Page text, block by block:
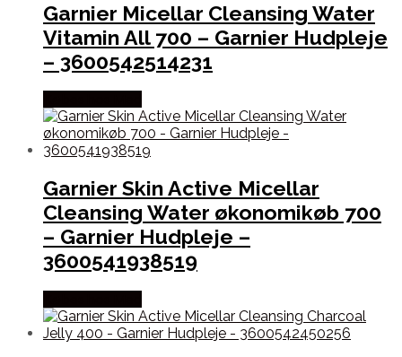
Garnier Micellar Cleansing Water
Vitamin All 700 – Garnier Hudpleje
– 3600542514231
Garnier Skin Active Micellar
Cleansing Water økonomikøb 700
– Garnier Hudpleje –
3600541938519